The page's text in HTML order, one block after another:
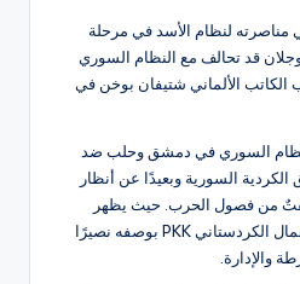
مناصرته لنظام الأسد في مرحلة
قد تحالف مع النظام السوري
الألماني شتيفان بوخن في
السوري في دمشق وحلب ضد
السورية وبعيدًا عن أنظار
من فصول الحرب. حيث يظهر
هناك الفرع المحلي لحزب العمال الكردستاني PKK بوصفه نصيرًا
والإدارة.